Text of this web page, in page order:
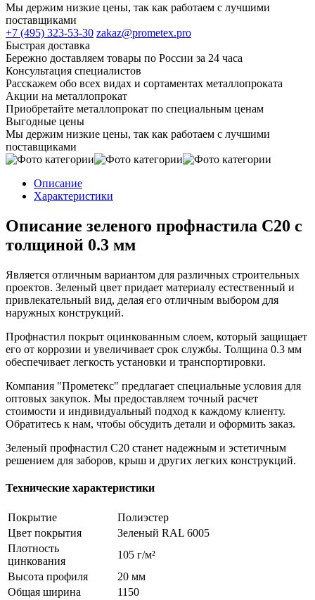
Мы держим низкие цены, так как работаем с лучшими
поставщиками
+7 (495) 323-53-30 zakaz@prometex.pro
Быстрая доставка
Бережно доставляем товары по России за 24 часа
Консультация специалистов
Расскажем обо всех видах и сортаментах металлопроката
Акции на металлопрокат
Приобретайте металлопрокат по специальным ценам
Выгодные цены
Мы держим низкие цены, так как работаем с лучшими
поставщиками
Описание
Характеристики
Описание зеленого профнастила С20 с
толщиной 0.3 мм
Является отличным вариантом для различных строительных
проектов. Зеленый цвет придает материалу естественный и
привлекательный вид, делая его отличным выбором для
наружных конструкций.
Профнастил покрыт оцинкованным слоем, который защищает
его от коррозии и увеличивает срок службы. Толщина 0.3 мм
обеспечивает легкость установки и транспортировки.
Компания "Прометекс" предлагает специальные условия для
оптовых закупок. Мы предоставляем точный расчет
стоимости и индивидуальный подход к каждому клиенту.
Обратитесь к нам, чтобы обсудить детали и оформить заказ.
Зеленый профнастил С20 станет надежным и эстетичным
решением для заборов, крыш и других легких конструкций.
Технические характеристики
Покрытие
Полиэстер
Цвет покрытия
Зеленый RAL 6005
Плотность
цинкования
105 г/м²
Высота профиля
20 мм
Общая ширина
1150